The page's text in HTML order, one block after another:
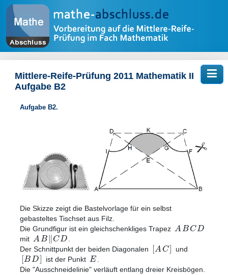
Mittlere-Reife-Prüfung 2011 Mathematik II
Aufgabe B2
Aufgabe B2.
Die Skizze zeigt die Bastelvorlage für ein selbst
gebasteltes Tischset aus Filz.
Die Grundfigur ist ein gleichschenkliges Trapez ABCD
mit AB∥CD.
Der Schnittpunkt der beiden Diagonalen
[AC] und
[BD] ist der Punkt E.
Die "Ausschneidelinie" verläuft entlang dreier Kreisbögen.